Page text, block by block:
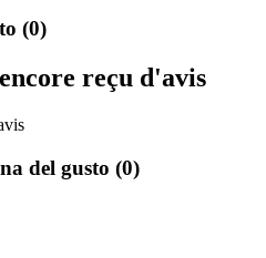
(0)
reçu d'avis
del gusto (0)